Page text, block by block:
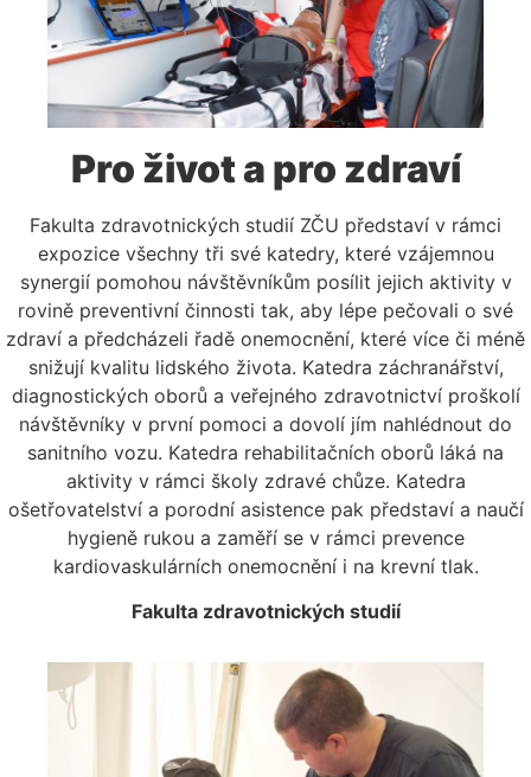
Pro život a pro zdraví
Fakulta zdravotnických studií ZČU představí v rámci
expozice všechny tři své katedry, které vzájemnou
synergií pomohou návštěvníkům posílit jejich aktivity v
rovině preventivní činnosti tak, aby lépe pečovali o své
zdraví a předcházeli řadě onemocnění, které více či méně
snižují kvalitu lidského života. Katedra záchranářství,
diagnostických oborů a veřejného zdravotnictví proškolí
návštěvníky v první pomoci a dovolí jím nahlédnout do
sanitního vozu. Katedra rehabilitačních oborů láká na
aktivity v rámci školy zdravé chůze. Katedra
ošetřovatelství a porodní asistence pak představí a naučí
hygieně rukou a zaměří se v rámci prevence
kardiovaskulárních onemocnění i na krevní tlak.
Fakulta zdravotnických studií